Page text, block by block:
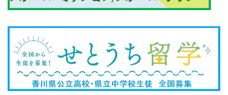
本日 1,230 人
昨日 3,813 人
月間行事予定